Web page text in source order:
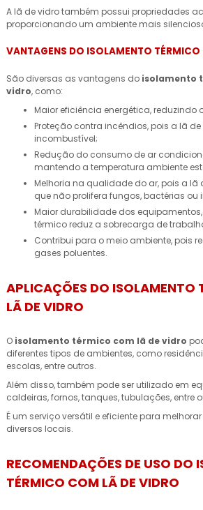
A lã de vidro também possui propriedades
proporcionando um ambiente mais
VANTAGENS DO ISOLAMENTO TÉRMICO
São diversas as vantagens do isolamento
vidro, como:
Maior eficiência energética,
Proteção contra incêndios, pois a lã de vidro é um material
incombustível;
Redução do consumo de ar condicionado e aquecedores,
mantendo a temperatura ambiente
Melhoria na qualidade do ar, pois a lã de vidro é um material
que não prolifera fungos, bactérias ou
Maior durabilidade dos equipamentos, pois o isolamento
térmico reduz a sobrecarga de
Contribui para o meio ambiente, pois reduz a emissão de
gases poluentes.
APLICAÇÕES DO ISOLAMENTO
LÃ DE VIDRO
O isolamento térmico com lã de vidro
diferentes tipos de ambientes, como
escolas, entre outros.
Além disso, também pode ser utilizado em
caldeiras, fornos, tanques, tubulações, entre
É um serviço versátil e eficiente para
diversos locais.
RECOMENDAÇÕES DE USO DO
TÉRMICO COM LÃ DE VIDRO